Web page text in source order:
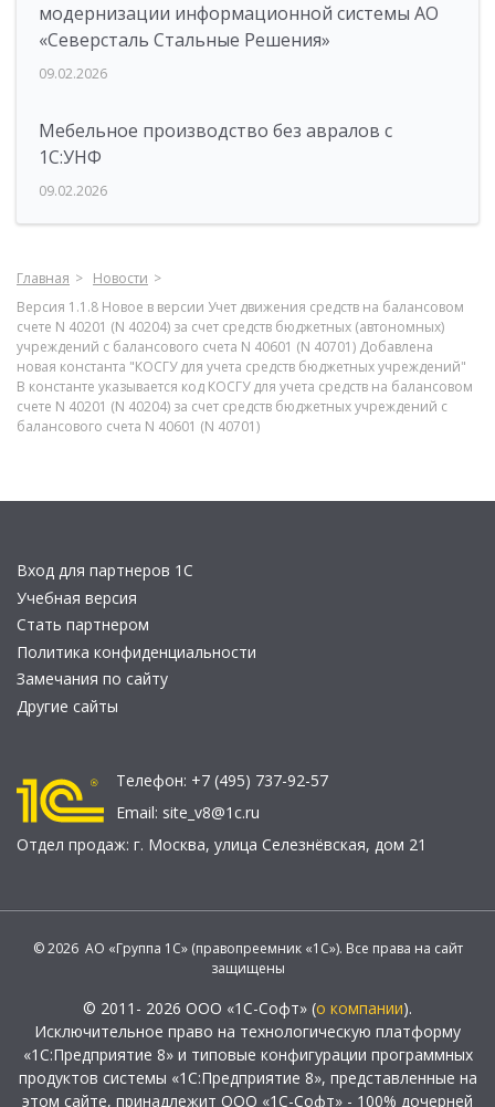
модернизации информационной системы АО
«Северсталь Стальные Решения»
09.02.2026
Мебельное производство без авралов с
1С:УНФ
09.02.2026
Главная
Новости
Версия 1.1.8 Новое в версии Учет движения средств на балансовом
счете N 40201 (N 40204) за счет средств бюджетных (автономных)
учреждений с балансового счета N 40601 (N 40701) Добавлена
новая константа "КОСГУ для учета средств бюджетных учреждений"
В константе указывается код КОСГУ для учета средств на балансовом
счете N 40201 (N 40204) за счет средств бюджетных учреждений с
балансового счета N 40601 (N 40701)
Вход для партнеров 1С
Учебная версия
Стать партнером
Политика конфиденциальности
Замечания по сайту
Другие сайты
Телефон: +7 (495) 737-92-57
Email: site_v8@1c.ru
Отдел продаж: г. Москва, улица Селезнёвская, дом 21
© 2026 АО «Группа 1С» (правопреемник «1С»). Все права на сайт
защищены
© 2011- 2026 ООО «1С-Софт» (о компании).
Исключительное право на технологическую платформу
«1С:Предприятие 8» и типовые конфигурации программных
продуктов системы «1С:Предприятие 8», представленные на
этом сайте, принадлежит ООО «1С-Софт» - 100% дочерней